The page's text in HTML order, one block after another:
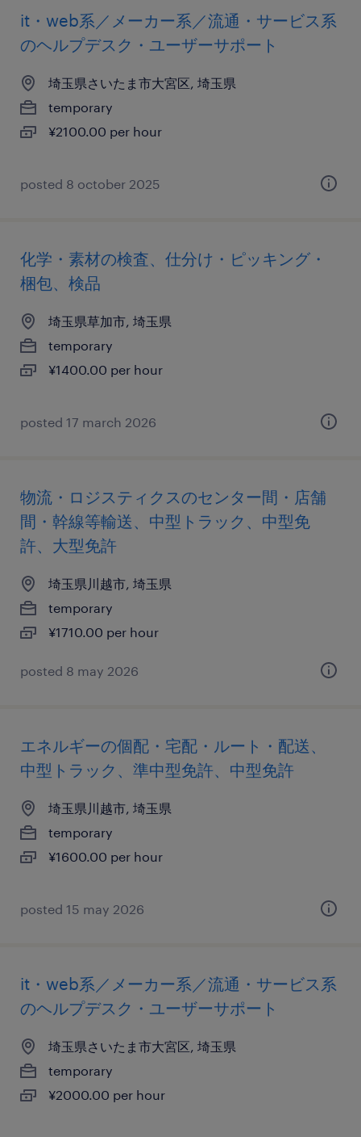
it・web系／メーカー系／流通・サービス系
のヘルプデスク・ユーザーサポート
埼玉県さいたま市大宮区, 埼玉県
temporary
¥2100.00 per hour
posted 8 october 2025
化学・素材の検査、仕分け・ピッキング・
梱包、検品
埼玉県草加市, 埼玉県
temporary
¥1400.00 per hour
posted 17 march 2026
物流・ロジスティクスのセンター間・店舗
間・幹線等輸送、中型トラック、中型免
許、大型免許
埼玉県川越市, 埼玉県
temporary
¥1710.00 per hour
posted 8 may 2026
エネルギーの個配・宅配・ルート・配送、
中型トラック、準中型免許、中型免許
埼玉県川越市, 埼玉県
temporary
¥1600.00 per hour
posted 15 may 2026
it・web系／メーカー系／流通・サービス系
のヘルプデスク・ユーザーサポート
埼玉県さいたま市大宮区, 埼玉県
temporary
¥2000.00 per hour